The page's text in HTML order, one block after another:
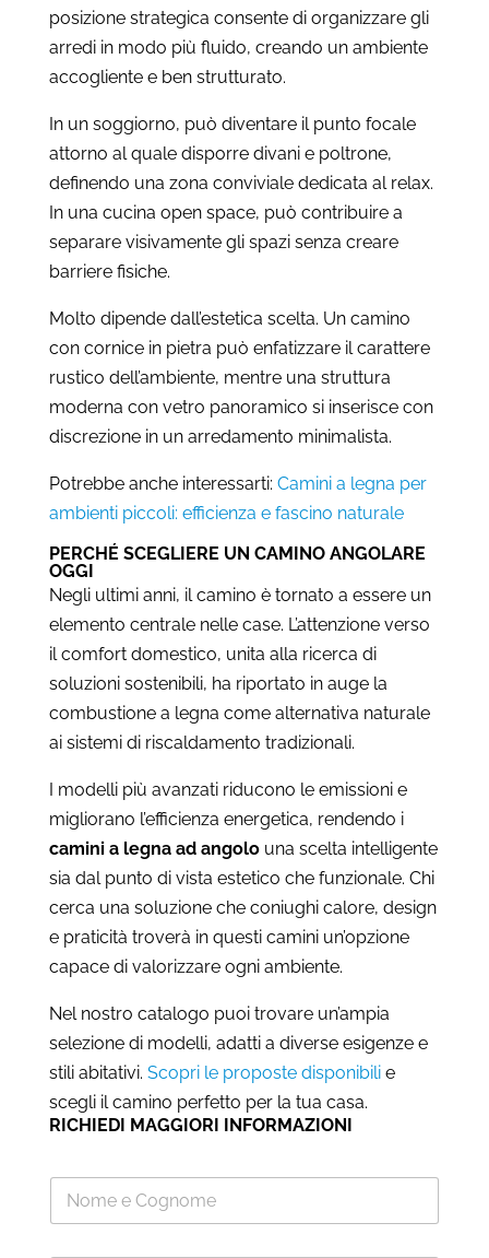
posizione strategica consente di organizzare gli
arredi in modo più fluido, creando un ambiente
accogliente e ben strutturato.
In un soggiorno, può diventare il punto focale
attorno al quale disporre divani e poltrone,
definendo una zona conviviale dedicata al relax.
In una cucina open space, può contribuire a
separare visivamente gli spazi senza creare
barriere fisiche.
Molto dipende dall’estetica scelta. Un camino
con cornice in pietra può enfatizzare il carattere
rustico dell’ambiente, mentre una struttura
moderna con vetro panoramico si inserisce con
discrezione in un arredamento minimalista.
Potrebbe anche interessarti: Camini a legna per
ambienti piccoli: efficienza e fascino naturale
PERCHÉ SCEGLIERE UN CAMINO ANGOLARE
OGGI
Negli ultimi anni, il camino è tornato a essere un
elemento centrale nelle case. L’attenzione verso
il comfort domestico, unita alla ricerca di
soluzioni sostenibili, ha riportato in auge la
combustione a legna come alternativa naturale
ai sistemi di riscaldamento tradizionali.
I modelli più avanzati riducono le emissioni e
migliorano l’efficienza energetica, rendendo i
camini a legna ad angolouna scelta intelligente
sia dal punto di vista estetico che funzionale. Chi
cerca una soluzione che coniughi calore, design
e praticità troverà in questi camini un’opzione
capace di valorizzare ogni ambiente.
Nel nostro catalogo puoi trovare un’ampia
selezione di modelli, adatti a diverse esigenze e
stili abitativi. Scopri le proposte disponibilie
scegli il camino perfetto per la tua casa.
RICHIEDI MAGGIORI INFORMAZIONI
N
m